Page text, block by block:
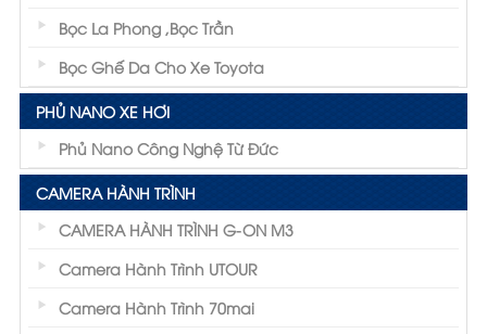
Bọc La Phong ,Bọc Trần
Bọc Ghế Da Cho Xe Toyota
PHỦ NANO XE HƠI
Phủ Nano Công Nghệ Từ Đức
CAMERA HÀNH TRÌNH
CAMERA HÀNH TRÌNH G-ON M3
Camera Hành Trình UTOUR
Camera Hành Trình 70mai